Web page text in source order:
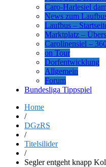
Caro-Harlesiel
News zum
Laufbus –
Marktplatz –
Carolinensiel –
on Tour
Dorfentwicklung
Allgemein
Forum
Bundesliga Tippspiel
Home
/
DGzRS
/
Titelsilider
/
Segler entgeht knapp